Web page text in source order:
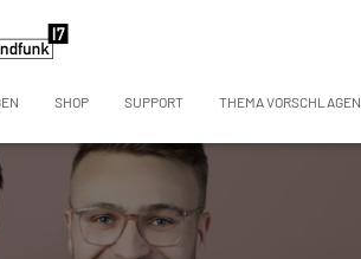
SHOP SUPPORT THEMA VORSCHLAGEN